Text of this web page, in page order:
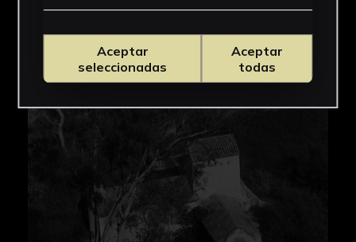
IMÁGENES
Aceptar
seleccionadas
Aceptar
todas